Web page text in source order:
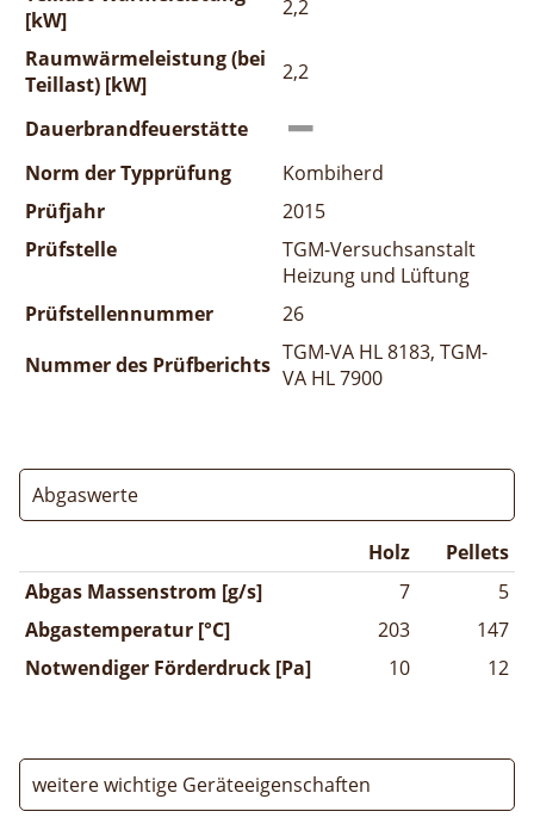
[kW]
2,2
Raumwärmeleistung (bei
Teillast) [kW]
2,2
Dauerbrandfeuerstätte
Norm der Typprüfung
Kombiherd
Prüfjahr
2015
Prüfstelle
TGM-Versuchsanstalt
Heizung und Lüftung
Prüfstellennummer
26
Nummer des Prüfberichts TGM-VA HL 8183, TGM-
VA HL 7900
Abgaswerte
Holz
Pellets
Abgas Massenstrom [g/s]
7
5
Abgastemperatur [°C]
203
147
Notwendiger Förderdruck [Pa]
10 12
weitere wichtige Geräteeigenschaften